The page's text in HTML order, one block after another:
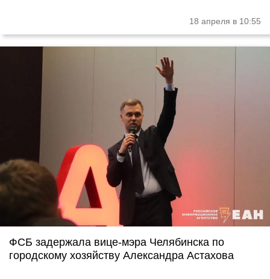
18 апреля в 10:55
ФСБ задержала вице-мэра Челябинска по
городскому хозяйству Александра Астахова